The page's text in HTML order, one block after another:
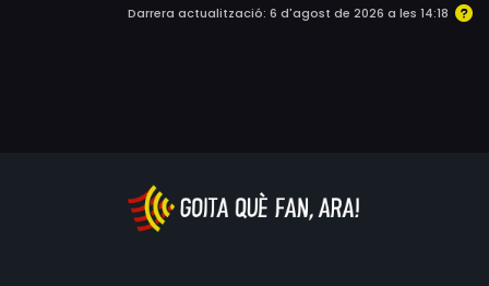
Darrera actualització: 6 d'agost de 2026 a les 14:18